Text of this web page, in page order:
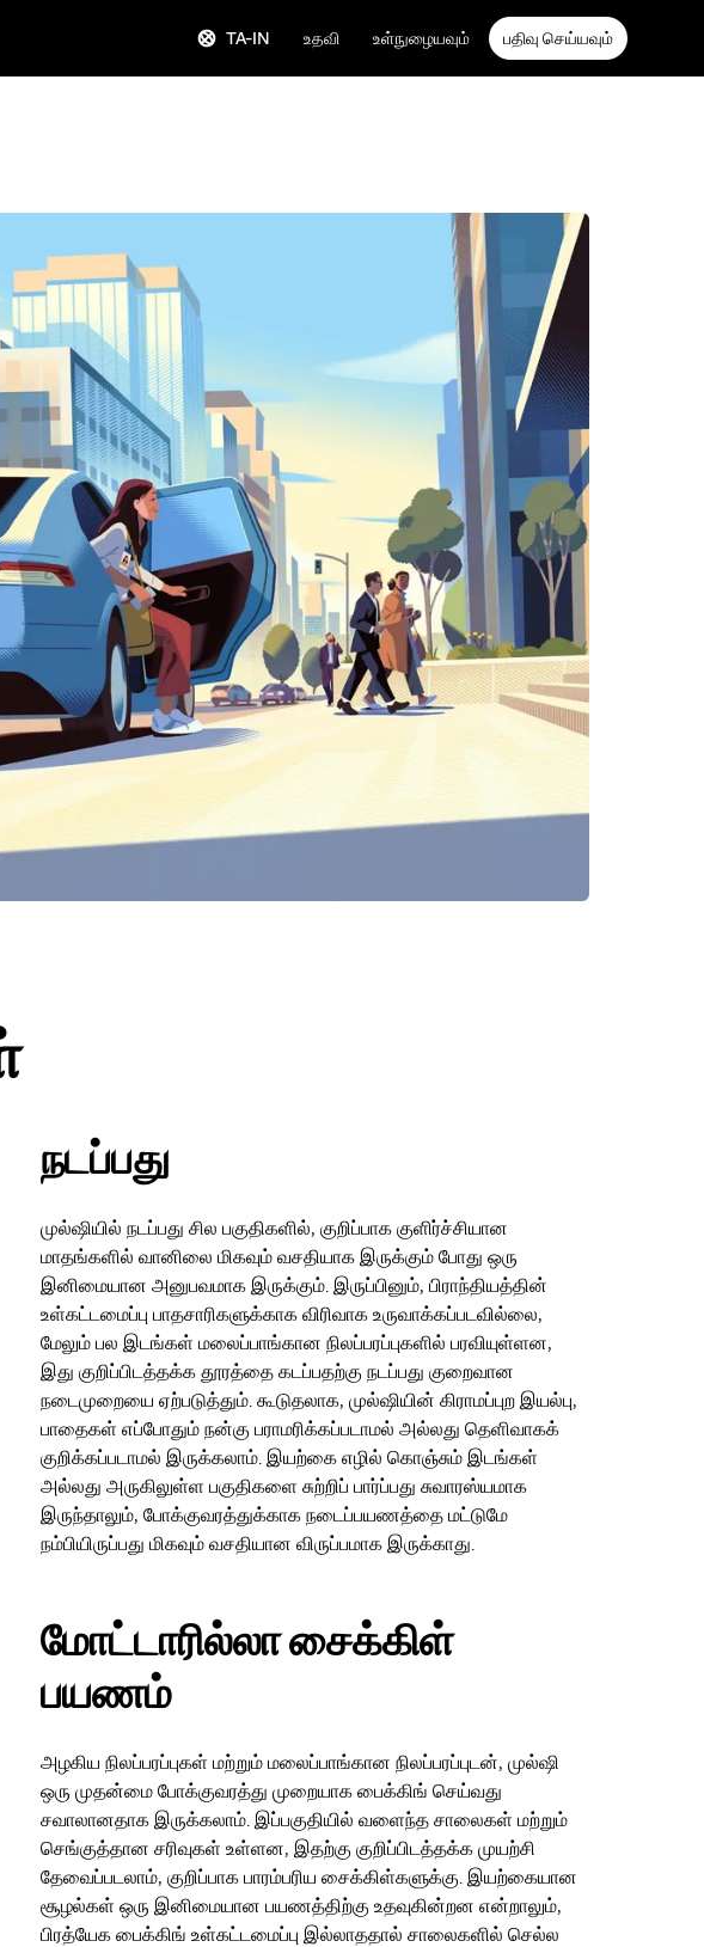
TA-IN உதவி உள்நுழையவும் பதிவு செய்யவும்
நடப்பது
முல்ஷியில் நடப்பது சில பகுதிகளில், குறிப்பாக குளிர்ச்சியான
மாதங்களில் வானிலை மிகவும் வசதியாக இருக்கும் போது ஒரு
இனிமையான அனுபவமாக இருக்கும். இருப்பினும், பிராந்தியத்தின்
உள்கட்டமைப்பு பாதசாரிகளுக்காக விரிவாக உருவாக்கப்படவில்லை,
மேலும் பல இடங்கள் மலைப்பாங்கான நிலப்பரப்புகளில் பரவியுள்ளன,
இது குறிப்பிடத்தக்க தூரத்தை கடப்பதற்கு நடப்பது குறைவான
நடைமுறையை ஏற்படுத்தும். கூடுதலாக, முல்ஷியின் கிராமப்புற இயல்பு,
பாதைகள் எப்போதும் நன்கு பராமரிக்கப்படாமல் அல்லது தெளிவாகக்
குறிக்கப்படாமல் இருக்கலாம். இயற்கை எழில் கொஞ்சும் இடங்கள்
அல்லது அருகிலுள்ள பகுதிகளை சுற்றிப் பார்ப்பது சுவாரஸ்யமாக
இருந்தாலும், போக்குவரத்துக்காக நடைப்பயணத்தை மட்டுமே
நம்பியிருப்பது மிகவும் வசதியான விருப்பமாக இருக்காது.
மோட்டாரில்லா சைக்கிள்
பயணம்
அழகிய நிலப்பரப்புகள் மற்றும் மலைப்பாங்கான நிலப்பரப்புடன், முல்ஷி
ஒரு முதன்மை போக்குவரத்து முறையாக பைக்கிங் செய்வது
சவாலானதாக இருக்கலாம். இப்பகுதியில் வளைந்த சாலைகள் மற்றும்
செங்குத்தான சரிவுகள் உள்ளன, இதற்கு குறிப்பிடத்தக்க முயற்சி
தேவைப்படலாம், குறிப்பாக பாரம்பரிய சைக்கிள்களுக்கு. இயற்கையான
சூழல்கள் ஒரு இனிமையான பயணத்திற்கு உதவுகின்றன என்றாலும்,
பிரத்யேக பைக்கிங் உள்கட்டமைப்பு இல்லாததால் சாலைகளில் செல்ல